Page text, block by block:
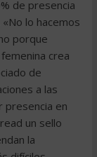
de presencia
lo hacemos
porque
crea
de
a las
presencia en
un sello
la